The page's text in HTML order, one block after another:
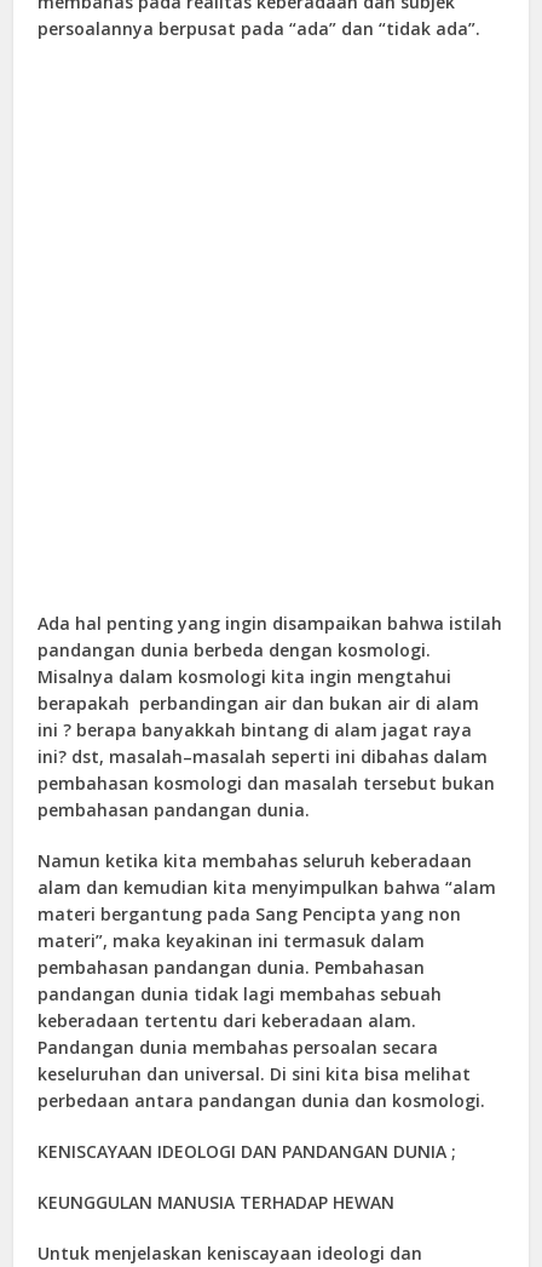
persoalannya berpusat pada “ada” dan “tidak ada”.
Ada hal penting yang ingin disampaikan bahwa istilah
pandangan dunia berbeda dengan kosmologi.
Misalnya dalam kosmologi kita ingin mengtahui
berapakah perbandingan air dan bukan air di alam
ini ? berapa banyakkah bintang di alam jagat raya
ini? dst, masalah–masalah seperti ini dibahas dalam
pembahasan kosmologi dan masalah tersebut bukan
pembahasan pandangan dunia.
Namun ketika kita membahas seluruh keberadaan
alam dan kemudian kita menyimpulkan bahwa “alam
materi bergantung pada Sang Pencipta yang non
materi”, maka keyakinan ini termasuk dalam
pembahasan pandangan dunia. Pembahasan
pandangan dunia tidak lagi membahas sebuah
keberadaan tertentu dari keberadaan alam.
Pandangan dunia membahas persoalan secara
keseluruhan dan universal. Di sini kita bisa melihat
perbedaan antara pandangan dunia dan kosmologi.
KENISCAYAAN IDEOLOGI DAN PANDANGAN DUNIA ;
KEUNGGULAN MANUSIA TERHADAP HEWAN
Untuk menjelaskan keniscayaan ideologi dan